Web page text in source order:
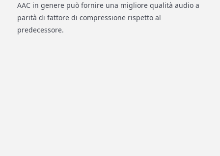
AAC in genere può fornire una migliore qualità audio a
parità di fattore di compressione rispetto al
predecessore.